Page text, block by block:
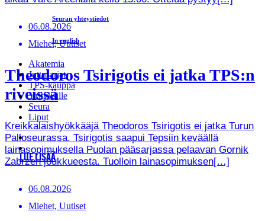
Seuran yhteystiedot
In english
Akatemia
Juttusarjat
TPS-kauppa
Yrityksille
Seura
Liput
06.08.2026
Miehet, Uutiset
Theodoros Tsirigotis ei jatka TPS:n
riveissä
Kreikkalaishyökkääjä Theodoros Tsirigotis ei jatka Turun
Palloseurassa. Tsirigotis saapui Tepsiin keväällä
lainasopimuksella Puolan pääsarjassa pelaavan Gornik
Zabrzen joukkueesta. Tuolloin lainasopimuksen[…]
LUE LISÄÄ
06.08.2026
Miehet, Uutiset